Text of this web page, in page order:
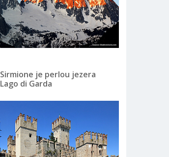
Sirmione je perlou jezera
Lago di Garda